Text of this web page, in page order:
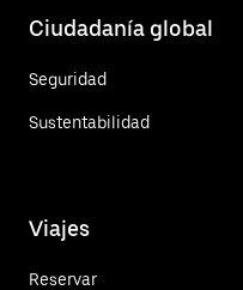
Ciudadanía global
Seguridad
Sustentabilidad
Viajes
Reservar